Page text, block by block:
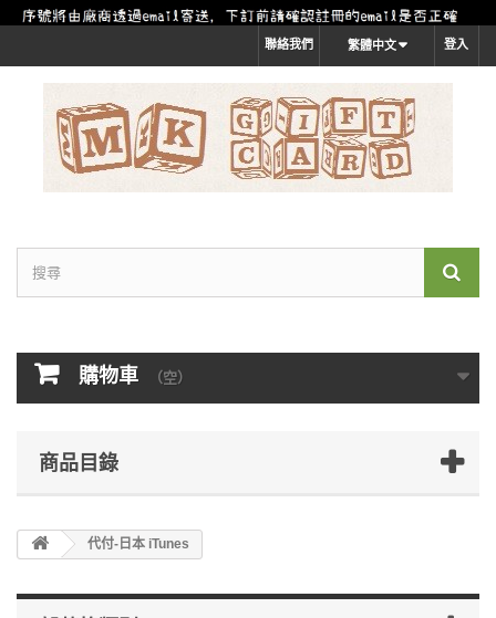
登入
繁體中文
聯絡我們
購物車 （空）
商品目錄
代付-日本 iTunes